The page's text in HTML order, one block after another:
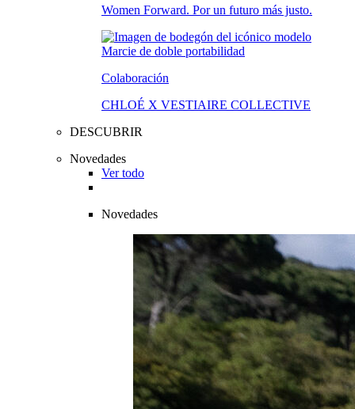
Women Forward. Por un futuro más justo.
Colaboración
CHLOÉ X VESTIAIRE COLLECTIVE
DESCUBRIR
Novedades
Ver todo
Novedades